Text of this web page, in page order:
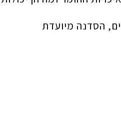
הסדנה מיועדת